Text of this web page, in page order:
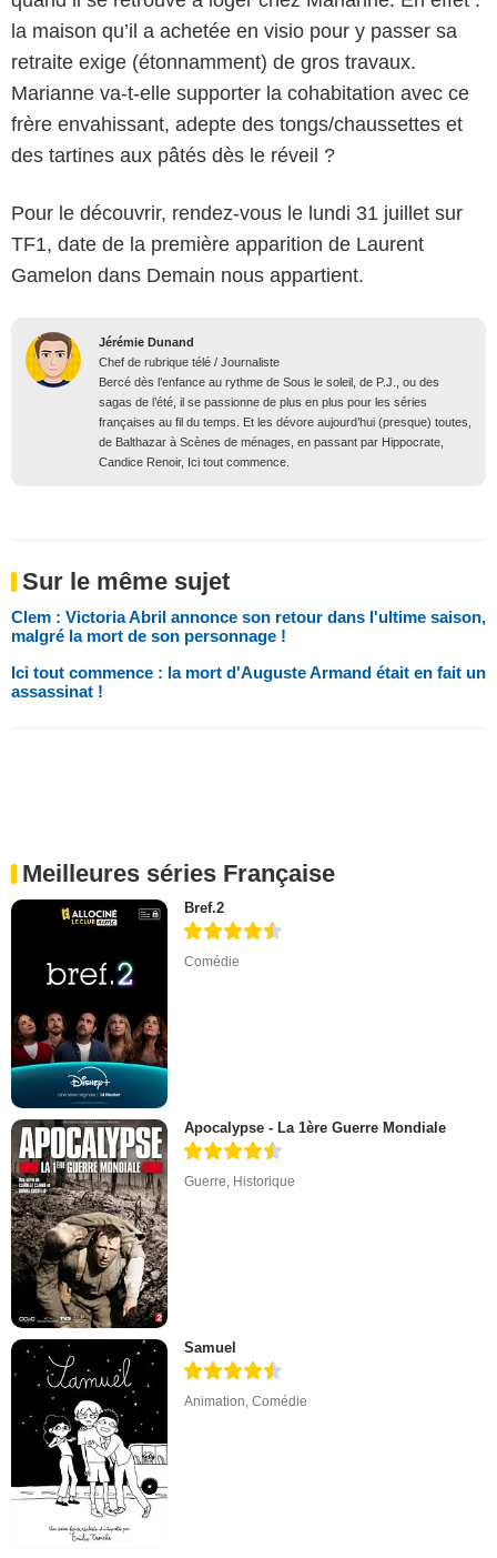
la maison qu’il a achetée en visio pour y passer sa
retraite exige (étonnamment) de gros travaux.
Marianne va-t-elle supporter la cohabitation avec ce
frère envahissant, adepte des tongs/chaussettes et
des tartines aux pâtés dès le réveil ?
Pour le découvrir, rendez-vous le lundi 31 juillet sur
TF1, date de la première apparition de Laurent
Gamelon dans Demain nous appartient.
Jérémie Dunand
Chef de rubrique télé / Journaliste
Bercé dès l’enfance au rythme de Sous le soleil, de P.J., ou des
sagas de l’été, il se passionne de plus en plus pour les séries
françaises au fil du temps. Et les dévore aujourd’hui (presque) toutes,
de Balthazar à Scènes de ménages, en passant par Hippocrate,
Candice Renoir, Ici tout commence.
Sur le même sujet
Clem : Victoria Abril annonce son retour dans l'ultime saison,
malgré la mort de son personnage !
Ici tout commence : la mort d'Auguste Armand était en fait un
assassinat !
Meilleures séries Française
Bref.2
Comédie
Apocalypse - La 1ère Guerre Mondiale
Guerre, Historique
Samuel
Animation,Comédie